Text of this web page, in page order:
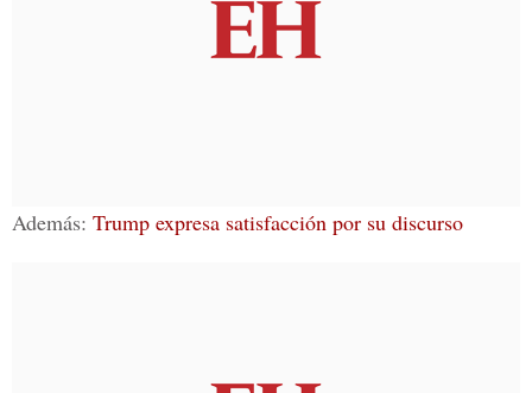
Además: Trump expresa satisfacción por su discurso